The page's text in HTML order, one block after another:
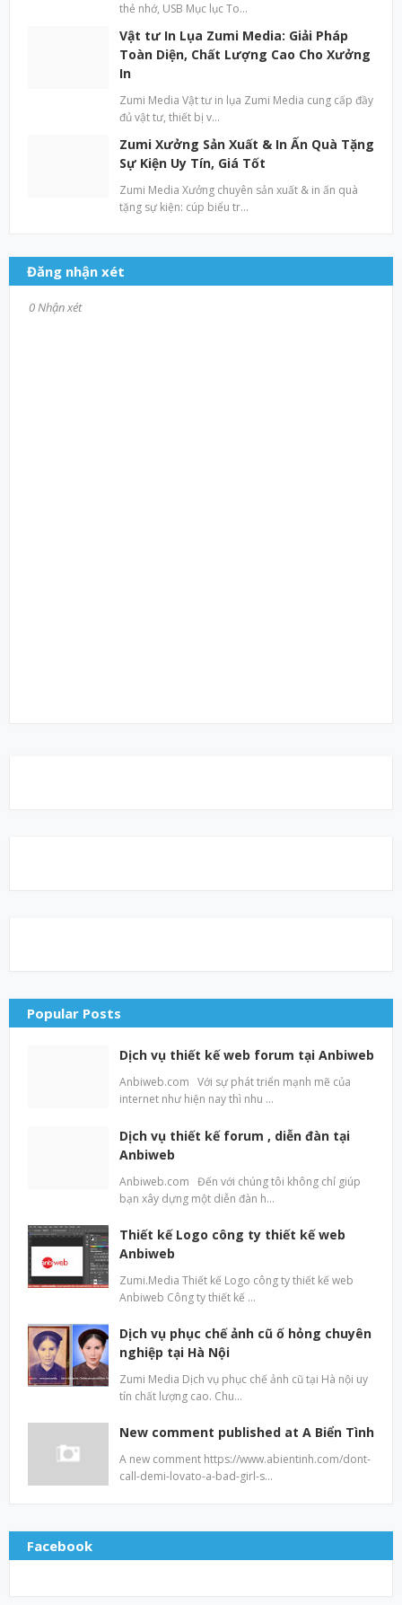
thẻ nhớ, USB Mục lục To…
Vật tư In Lụa Zumi Media: Giải Pháp
Toàn Diện, Chất Lượng Cao Cho Xưởng
In
Zumi Media Vật tư in lụa Zumi Media cung cấp đầy
đủ vật tư, thiết bị v…
Zumi Xưởng Sản Xuất & In Ấn Quà Tặng
Sự Kiện Uy Tín, Giá Tốt
Zumi Media Xưởng chuyên sản xuất & in ấn quà
tặng sự kiện: cúp biểu tr…
Đăng nhận xét
0 Nhận xét
Popular Posts
Dịch vụ thiết kế web forum tại Anbiweb
Anbiweb.com Với sự phát triển mạnh mẽ của
internet như hiện nay thì nhu …
Dịch vụ thiết kế forum , diễn đàn tại
Anbiweb
Anbiweb.com Đến với chúng tôi không chỉ giúp
bạn xây dựng một diễn đàn h…
Thiết kế Logo công ty thiết kế web
Anbiweb
Zumi.Media Thiết kế Logo công ty thiết kế web
Anbiweb Công ty thiết kế …
Dịch vụ phục chế ảnh cũ ố hỏng chuyên
nghiệp tại Hà Nội
Zumi Media Dịch vụ phục chế ảnh cũ tại Hà nội uy
tín chất lượng cao. Chu…
New comment published at A Biển Tình
A new comment https://www.abientinh.com/dont-
call-demi-lovato-a-bad-girl-s…
Facebook